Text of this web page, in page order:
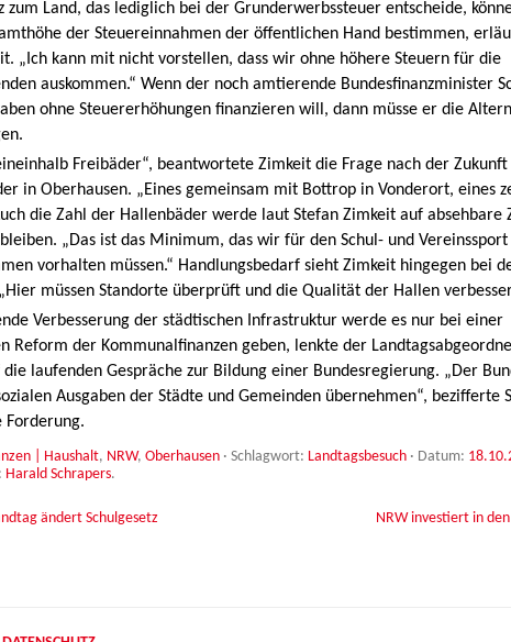
zum Land, das lediglich bei der Grunderwerbssteuer entscheide,
der Steuereinnahmen der öffentlichen Hand bestimmen,
„Ich kann mit nicht vorstellen, dass wir ohne höhere Steuern für die
auskommen.“ Wenn der noch amtierende Bundesfinanzminister
ohne Steuererhöhungen finanzieren will, dann müsse er die
Freibäder“, beantwortete Zimkeit die Frage nach der
in Oberhausen. „Eines gemeinsam mit Bottrop in Vonderort, eines
die Zahl der Hallenbäder werde laut Stefan Zimkeit auf absehbare
„Das ist das Minimum, das wir für den Schul- und Vereinssport
vorhalten müssen.“ Handlungsbedarf sieht Zimkeit hingegen bei
müssen Standorte überprüft und die Qualität der Hallen
Verbesserung der städtischen Infrastruktur werde es nur bei einer
Reform der Kommunalfinanzen geben, lenkte der
laufenden Gespräche zur Bildung einer Bundesregierung. „Der
Ausgaben der Städte und Gemeinden übernehmen“, bezifferte
Forderung.
| Haushalt, NRW, Oberhausen · Schlagwort: Landtagsbesuch · Datum:
Harald Schrapers.
ändert Schulgesetz NRW investiert in